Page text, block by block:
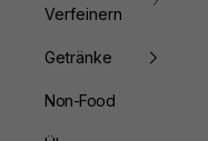
Verfeinern
Getränke
Non-Food